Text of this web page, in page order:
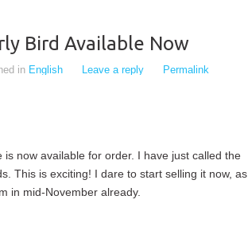
Bird Available Now
in English Leave a reply Permalink
now available for order. I have just called the
This is exciting! I dare to start selling it now, as
in mid-November already.